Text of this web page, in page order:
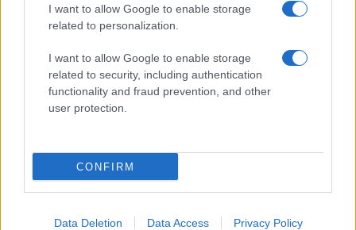
I want to allow Google to enable storage
related to personalization.
I want to allow Google to enable storage
related to security, including authentication
functionality and fraud prevention, and other
user protection.
CONFIRM
Data Deletion Data Access Privacy Policy
Sri Lanka: itinerari tra spiritualità, architettura e
spiagge paradisiache
LIFESTYLE